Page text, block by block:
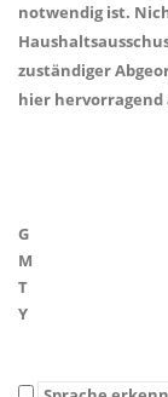
notwendig ist.
zuständiger
hier hervorragend
G
M
T
Y